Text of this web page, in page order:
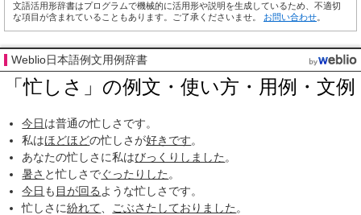
文語活用形辞書はプログラムで機械的に活用形や説明を生成しているため、不適切
な項目が含まれていることもあります。ご了承くださいませ。 お問い合わせ
Weblio日本語例文用例辞書
「忙しさ」の例文・使い方・用例・文例
今日は普通の忙しさです。
私はほどほどの忙しさが好きです。
あなたの忙しさに私はびっくりしました 。
暑さ と忙しさでぐったりした 。
今日 も 目が回る ような忙しさです。
忙しさに紛れて ごぶさたしておりました 。